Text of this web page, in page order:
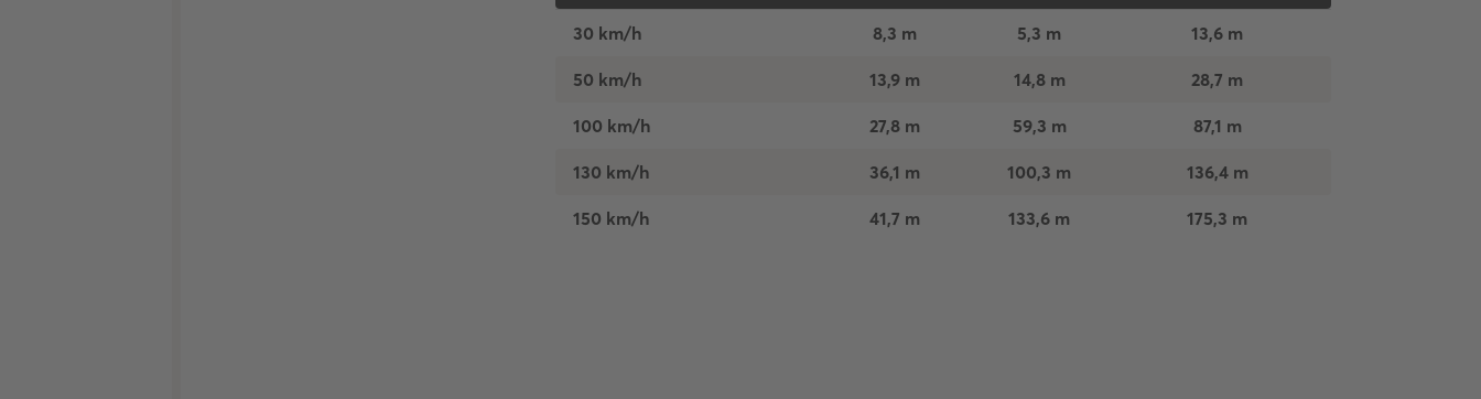
30 km/h 8,3 m 5,3 m 13,6 m
50 km/h 13,9 m 14,8 m 28,7 m
100 km/h 27,8 m 59,3 m 87,1 m
130 km/h 36,1 m 100,3 m 136,4 m
150 km/h 41,7 m 133,6 m 175,3 m